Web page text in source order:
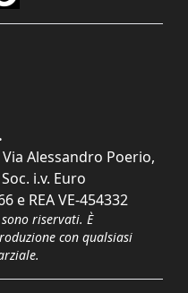
Alessandro Poerio,
i.v. Euro
e REA VE-454332
riservati. È
con qualsiasi